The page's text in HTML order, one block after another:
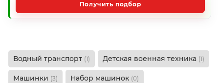
Получить подбор
Водный транспорт (1) Детская военная техника (1)
Машинки (3) Набор машинок (0)